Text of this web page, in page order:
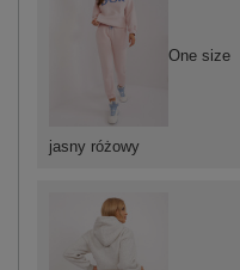
jasny różowy
One size